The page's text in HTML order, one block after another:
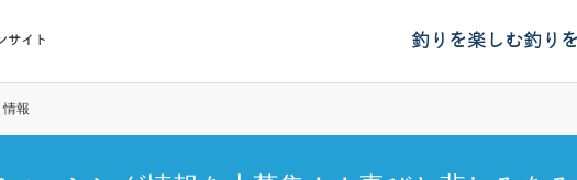
サイト 釣りを楽しむ釣り
情報